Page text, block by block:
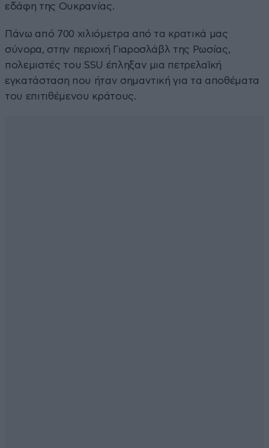
εδάφη της Ουκρανίας.
Πάνω από 700 χιλιόμετρα από τα κρατικά μας
σύνορα, στην περιοχή Γιαροσλάβλ της Ρωσίας,
πολεμιστές του SSU έπληξαν μια πετρελαϊκή
εγκατάσταση που ήταν σημαντική για τα αποθέματα
του επιτιθέμενου κράτους.